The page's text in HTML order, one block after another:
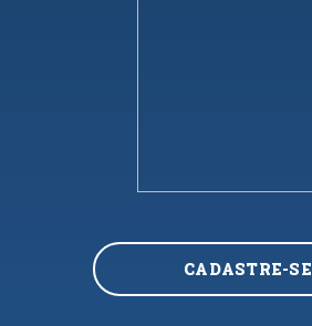
CADASTRE-SE